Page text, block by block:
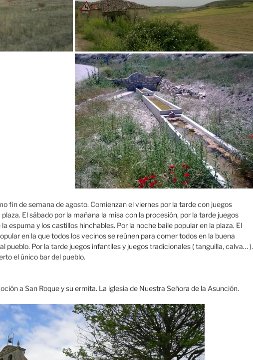
fin de semana de agosto. Comienzan el viernes por la tarde con juegos
El sábado por la mañana la misa con la procesión, por la tarde juegos
espuma y los castillos hinchables. Por la noche baile popular en la plaza. El
en la que todos los vecinos se reúnen para comer todos en la buena
pueblo. Por la tarde juegos infantiles y juegos tradicionales ( tanguilla, calva… ).
el único bar del pueblo.
a San Roque y su ermita. La iglesia de Nuestra Señora de la Asunción.